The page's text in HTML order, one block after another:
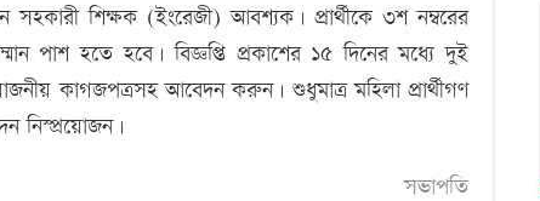
শিক্ষক (ইংরেজী) আবশ্যক। প্রার্থীকে ৩শ নম্বরের
পাশ হতে হবে। বিজ্ঞপ্তি প্রকাশের ১৫ দিনের মধ্যে দুই
কাগজপত্রসহ আবেদন করুন। শুধুমাত্র মহিলা প্রার্থীগণ
নিস্প্রয়োজন।
সভাপতি